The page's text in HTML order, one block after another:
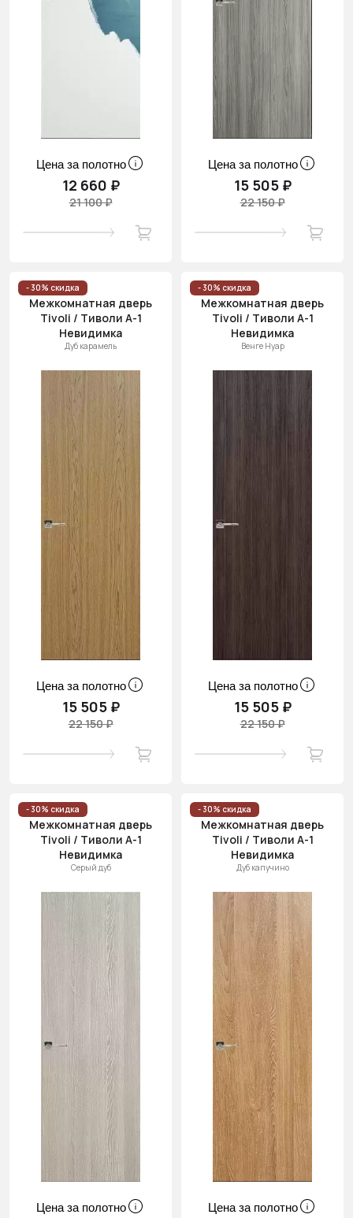
Цена за полотно
12 660 ₽
21 100 ₽
Цена за полотно
15 505 ₽
22 150 ₽
- 30% скидка
Межкомнатная дверь
Tivoli / Тиволи А-1
Невидимка
Дуб карамель
Цена за полотно
15 505 ₽
22 150 ₽
- 30% скидка
Межкомнатная дверь
Tivoli / Тиволи А-1
Невидимка
Венге Нуар
Цена за полотно
15 505 ₽
22 150 ₽
- 30% скидка
Межкомнатная дверь
Tivoli / Тиволи А-1
Невидимка
Серый дуб
Цена за полотно
- 30% скидка
Межкомнатная дверь
Tivoli / Тиволи А-1
Невидимка
Дуб капучино
Цена за полотно